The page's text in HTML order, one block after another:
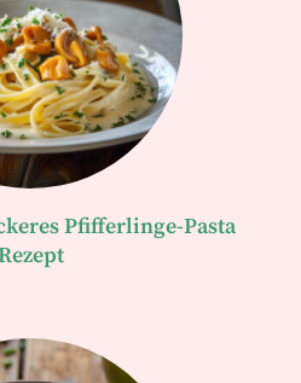
Pfifferlinge-Pasta